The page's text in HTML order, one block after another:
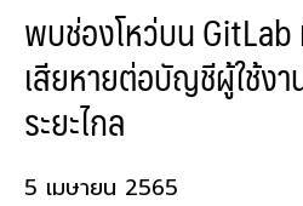
พบช่องโหว่บน GitLab
เสียหายต่อบัญชีผู้ใช้งา
ระยะไกล
5 เมษายน 2565